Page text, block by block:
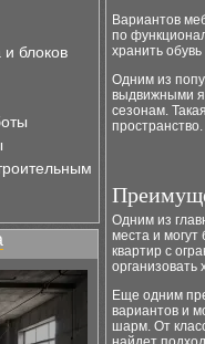
и блоков
Вариантов
по
хранить
Одним из
выдвижными
сезонам.
пространство.
Одним из
места и
квартир с
Еще одним
вариантов и
шарм. От